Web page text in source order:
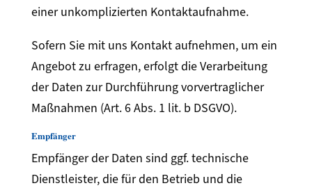
einer unkomplizierten Kontaktaufnahme.
Sofern Sie mit uns Kontakt aufnehmen, um ein
Angebot zu erfragen, erfolgt die Verarbeitung
der Daten zur Durchführung vorvertraglicher
Maßnahmen (Art. 6 Abs. 1 lit. b DSGVO).
Empfänger
Empfänger der Daten sind ggf. technische
Dienstleister, die für den Betrieb und die